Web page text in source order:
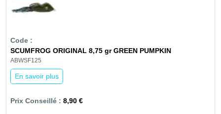
SCUMFROG ORIGINAL 8,75 gr GREEN PUMPKIN
ABWSF125
En savoir plus
8,90 €